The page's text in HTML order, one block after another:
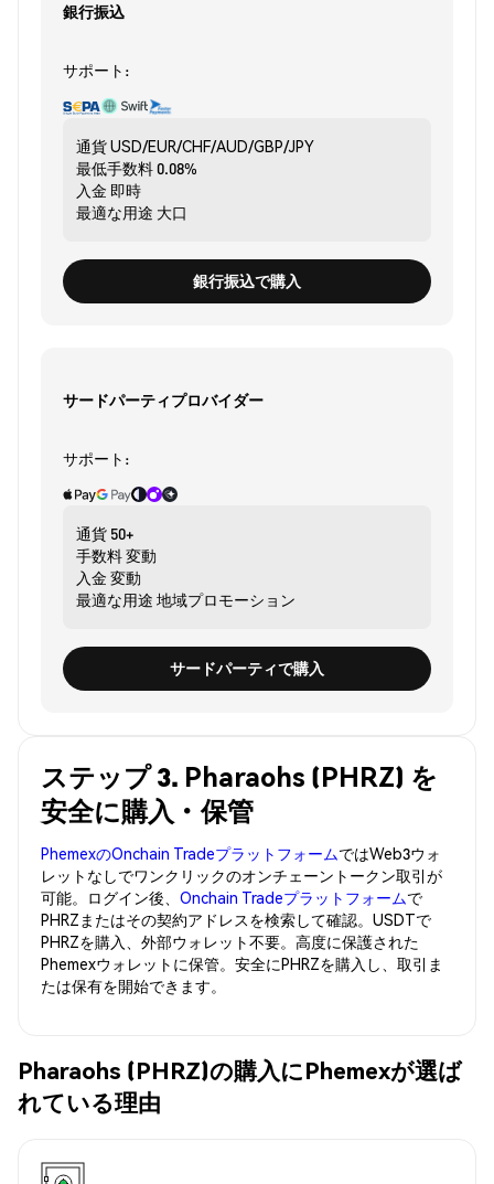
銀行振込
サポート:
通貨USD/EUR/CHF/AUD/GBP/JPY
最低手数料0.08%
入金 即時
最適な用途 大口
銀行振込で購入
サードパーティプロバイダー
サポート:
通貨 50+
手数料変動
入金 変動
最適な用途 地域プロモーション
サードパーティで購入
ステップ 3. Pharaohs (PHRZ) を
安全に購入・保管
PhemexのOnchain TradeプラットフォームではWeb3ウォ
レットなしでワンクリックのオンチェーントークン取引が
可能。ログイン後、 Onchain Tradeプラットフォームで
PHRZまたはその契約アドレスを検索して確認。USDTで
PHRZを購入、外部ウォレット不要。高度に保護された
Phemexウォレットに保管。安全にPHRZを購入し、取引ま
たは保有を開始できます。
Pharaohs (PHRZ)の購入にPhemexが選ば
れている理由